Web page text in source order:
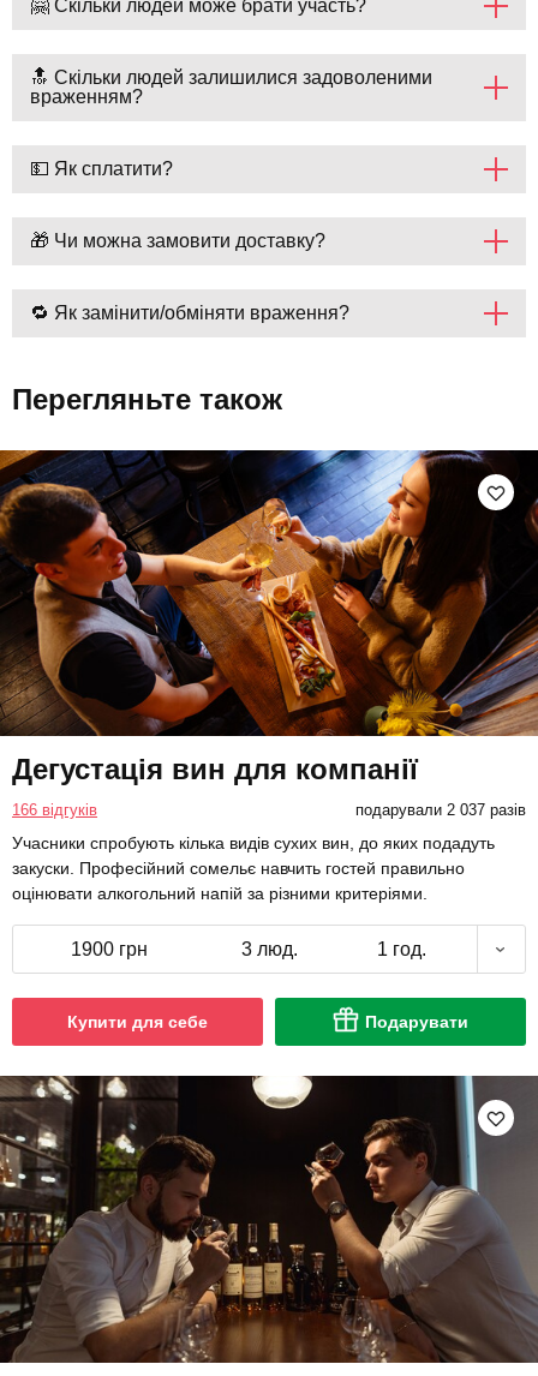
🤗 Скільки людей може брати участь?
🔝 Скільки людей залишилися задоволеними
враженням?
💵 Як сплатити?
🎁 Чи можна замовити доставку?
🔁 Як замінити/обміняти враження?
Перегляньте також
Дегустація вин для компанії
166 відгуків подарували 2 037 разів
Учасники спробують кілька видів сухих вин, до яких подадуть
закуски. Професійний сомельє навчить гостей правильно
оцінювати алкогольний напій за різними критеріями.
1900 грн 3 люд. 1 год.
Купити для себе Подарувати